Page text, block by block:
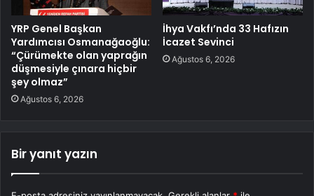
YRP Genel Başkan
Yardımcısı Osmanağaoğlu:
“Çürümekte olan yaprağın
düşmesiyle çınara hiçbir
şey olmaz”
Ağustos 6, 2026
İhya Vakfı’nda 33 Hafızın
İcazet Sevinci
Ağustos 6, 2026
Bir yanıt yazın